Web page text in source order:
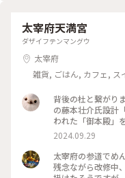
時間なので動きやすいヽ|ﾟ
中なので、仮殿へ
か凄い(º ﾛ º )ﾎｴｰ
を見て歩きます🙂
太宰府天満宮
ダザイフテンマングウ
太宰府
雑貨, ごはん, カフェ, ス
背後の杜と繋がり
の藤本壮介氏設計「仮殿」 「仮殿」屋根の
われた「御本殿」を隠す役
シュ #建築 #期間
2024.09.29
太宰府の参道でめ
残念ながら改修中